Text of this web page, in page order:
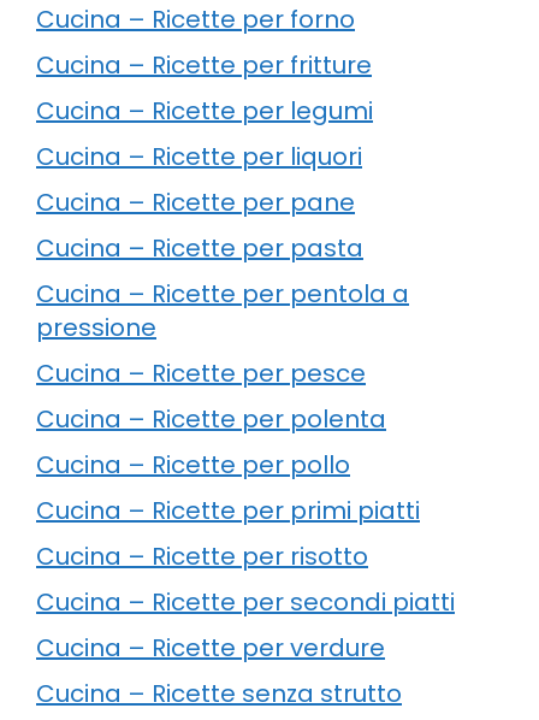
Cucina – Ricette per forno
Cucina – Ricette per fritture
Cucina – Ricette per legumi
Cucina – Ricette per liquori
Cucina – Ricette per pane
Cucina – Ricette per pasta
Cucina – Ricette per pentola a
pressione
Cucina – Ricette per pesce
Cucina – Ricette per polenta
Cucina – Ricette per pollo
Cucina – Ricette per primi piatti
Cucina – Ricette per risotto
Cucina – Ricette per secondi piatti
Cucina – Ricette per verdure
Cucina – Ricette senza strutto